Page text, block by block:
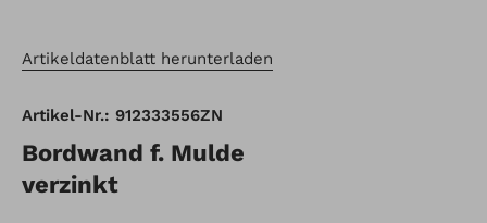
Artikeldatenblatt herunterladen
Artikel-Nr.: 912333556ZN
Bordwand f. Mulde
verzinkt